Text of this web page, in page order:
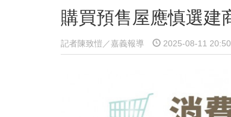
購買預售屋應慎選
記者陳致愷／嘉義報導 2025-08-11 20:50